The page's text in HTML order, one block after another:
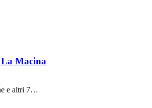
Macina
e altri 7…